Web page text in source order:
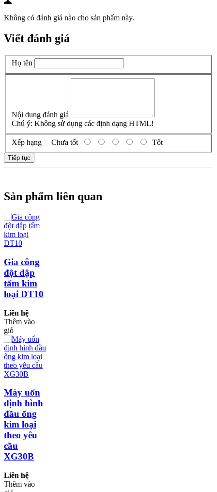
Không có đánh giá nào cho sản phẩm này.
Viết đánh giá
Họ tên
Nội dung đánh giá
Chú ý: Không sử dụng các định dạng HTML!
Xếp hạng Chưa tốt Tốt
Tiếp tục
Sản phẩm liên quan
Gia công
đột dập
tấm kim
loại DT10
Liên hệ
Thêm vào
giỏ
Máy uốn
định hình
đầu ống
kim loại
theo yêu
cầu
XG30B
Liên hệ
Thêm vào